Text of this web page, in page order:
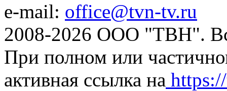
e-mail: office@tvn-tv.ru
2008-2026 ООО "ТВН".
При полном или
активная ссылка на